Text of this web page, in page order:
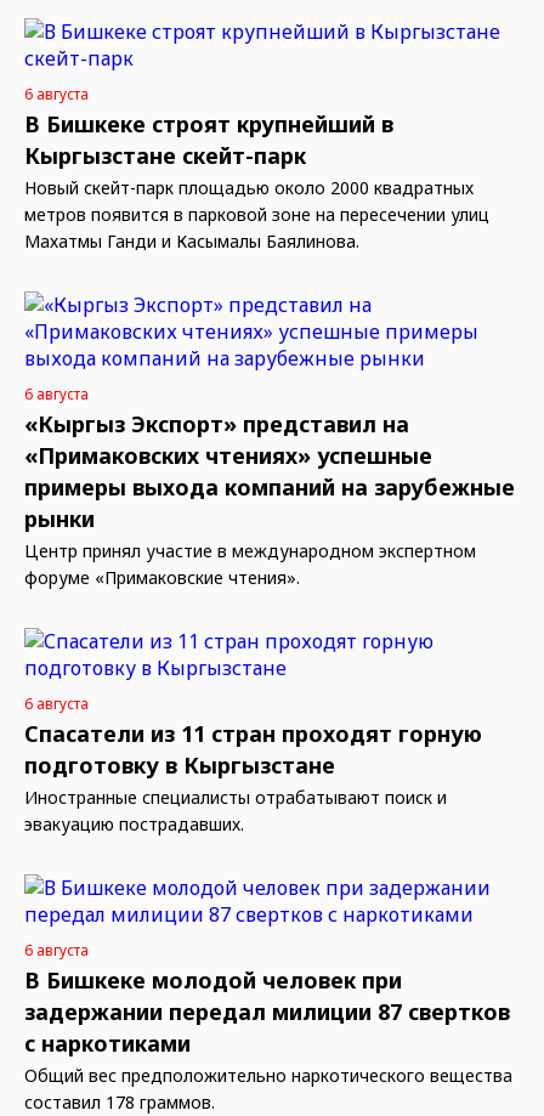
6 августа
В Бишкеке строят крупнейший в
Кыргызстане скейт-парк
Новый скейт-парк площадью около 2000 квадратных
метров появится в парковой зоне на пересечении улиц
Махатмы Ганди и Касымалы Баялинова.
6 августа
«Кыргыз Экспорт» представил на
«Примаковских чтениях» успешные
примеры выхода компаний на зарубежные
рынки
Центр принял участие в международном экспертном
форуме «Примаковские чтения».
6 августа
Спасатели из 11 стран проходят горную
подготовку в Кыргызстане
Иностранные специалисты отрабатывают поиск и
эвакуацию пострадавших.
6 августа
В Бишкеке молодой человек при
задержании передал милиции 87 свертков
с наркотиками
Общий вес предположительно наркотического вещества
составил 178 граммов.